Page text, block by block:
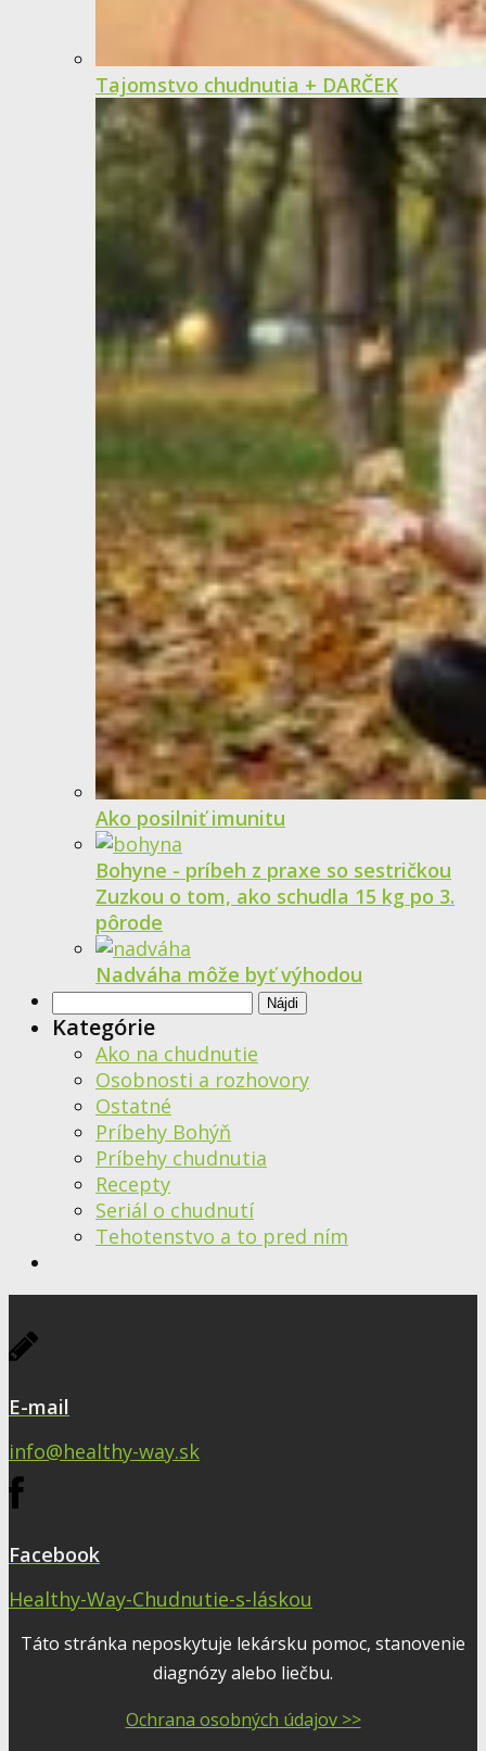
Tajomstvo chudnutia + DARČEK
Ako posilniť imunitu
Bohyne - príbeh z praxe so sestričkou
Zuzkou o tom, ako schudla 15 kg po 3.
pôrode
Nadváha môže byť výhodou
Hľadať:
Kategórie
Ako na chudnutie
Osobnosti a rozhovory
Ostatné
Príbehy Bohýň
Príbehy chudnutia
Recepty
Seriál o chudnutí
Tehotenstvo a to pred ním
E-mail
info@healthy-way.sk
Facebook
Healthy-Way-Chudnutie-s-láskou
Táto stránka neposkytuje lekársku pomoc, stanovenie
diagnózy alebo liečbu.
Ochrana osobných údajov >>